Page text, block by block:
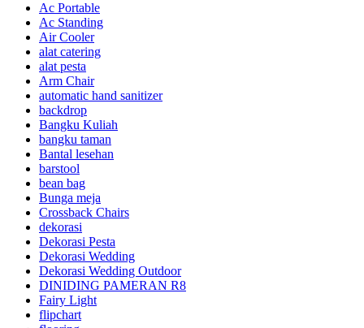
Ac Portable
Ac Standing
Air Cooler
alat catering
alat pesta
Arm Chair
automatic hand sanitizer
backdrop
Bangku Kuliah
bangku taman
Bantal lesehan
barstool
bean bag
Bunga meja
Crossback Chairs
dekorasi
Dekorasi Pesta
Dekorasi Wedding
Dekorasi Wedding Outdoor
DINIDING PAMERAN R8
Fairy Light
flipchart